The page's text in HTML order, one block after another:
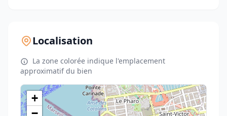
Localisation
La zone colorée indique l'emplacement
approximatif du bien
+
−